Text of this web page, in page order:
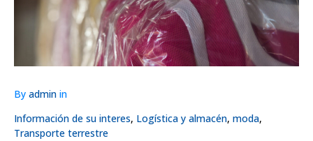
By admin in
Información de su interes, Logística y almacén, moda,
Transporte terrestre